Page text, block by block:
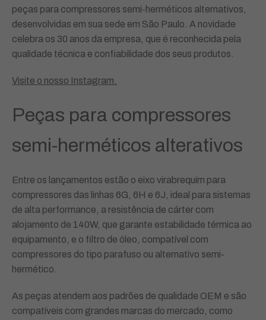
peças para compressores semi-herméticos alternativos,
desenvolvidas em sua sede em São Paulo. A novidade
celebra os 30 anos da empresa, que é reconhecida pela
qualidade técnica e confiabilidade dos seus produtos.
Visite o nosso Instagram.
Peças para compressores
semi-herméticos alterativos
Entre os lançamentos estão o eixo virabrequim para
compressores das linhas 6G, 6H e 6J, ideal para sistemas
de alta performance, a resistência de cárter com
alojamento de 140W, que garante estabilidade térmica ao
equipamento, e o filtro de óleo, compatível com
compressores do tipo parafuso ou alternativo semi-
hermético.
As peças atendem aos padrões de qualidade OEM e são
compatíveis com grandes marcas do mercado, como